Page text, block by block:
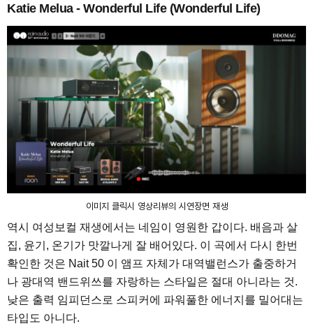
Katie Melua - Wonderful Life (Wonderful Life)
이미지 클릭시 영상리뷰의 시연장면 재생
역시 여성보컬 재생에서는 네임이 영원한 갑이다. 배음과 살
집, 윤기, 온기가 맛깔나게 잘 배어있다. 이 곡에서 다시 한번
확인한 것은 Nait 50 이 앰프 자체가 대역밸런스가 출중하거
나 광대역 밴드위쓰를 자랑하는 스타일은 절대 아니라는 것.
낮은 출력 임피던스로 스피커에 파워풀한 에너지를 밀어대는
타입도 아니다.